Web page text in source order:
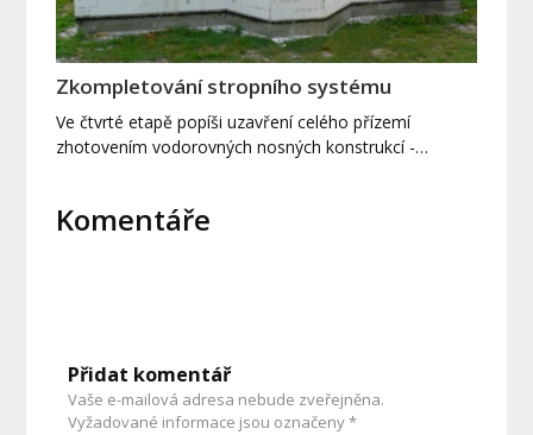
Zkompletování stropního systému
Ve čtvrté etapě popíši uzavření celého přízemí
zhotovením vodorovných nosných konstrukcí -…
Komentáře
Přidat komentář
Vaše e-mailová adresa nebude zveřejněna.
Vyžadované informace jsou označeny*